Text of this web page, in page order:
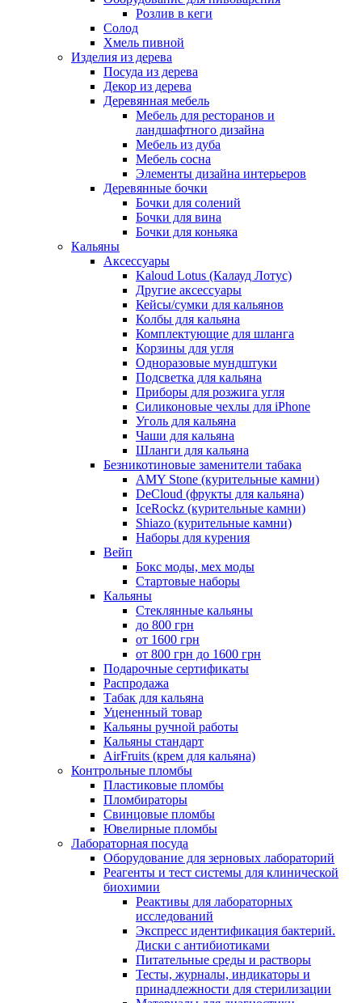
Розлив в кеги
Солод
Хмель пивной
Изделия из дерева
Посуда из дерева
Декор из дерева
Деревянная мебель
Мебель для ресторанов и
ландшафтного дизайна
Мебель из дуба
Мебель сосна
Элементы дизайна интерьеров
Деревянные бочки
Бочки для солений
Бочки для вина
Бочки для коньяка
Кальяны
Аксессуары
Kaloud Lotus (Калауд Лотус)
Другие аксессуары
Кейсы/сумки для кальянов
Колбы для кальяна
Комплектующие для шланга
Корзины для угля
Одноразовые мундштуки
Подсветка для кальяна
Приборы для розжига угля
Силиконовые чехлы для iPhone
Уголь для кальяна
Чаши для кальяна
Шланги для кальяна
Безникотиновые заменители табака
AMY Stone (курительные камни)
DeCloud (фрукты для кальяна)
IceRockz (курительные камни)
Shiazo (курительные камни)
Наборы для курения
Вейп
Бокс моды, мех моды
Стартовые наборы
Кальяны
Стеклянные кальяны
до 800 грн
от 1600 грн
от 800 грн до 1600 грн
Подарочные сертификаты
Распродажа
Табак для кальяна
Уцененный товар
Кальяны ручной работы
Кальяны стандарт
AirFruits (крем для кальяна)
Контрольные пломбы
Пластиковые пломбы
Пломбираторы
Свинцовые пломбы
Ювелирные пломбы
Лабораторная посуда
Оборудование для зерновых лабораторий
Реагенты и тест системы для клинической
биохимии
Реактивы для лабораторных
исследований
Экспресс идентификация бактерий.
Диски с антибиотиками
Питательные среды и растворы
Тесты, журналы, индикаторы и
принадлежности для стерилизации